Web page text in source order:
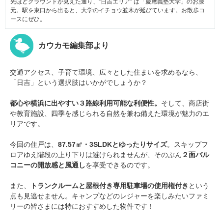
先ほどグラウンドが見えた通り、“日吉エリア” は「慶應義塾大学」のお膝
元。駅を東口から出ると、大学のイチョウ並木が延びています。お散歩コ
ースにぜひ。
カウカモ編集部より
交通アクセス、子育て環境、広々とした住まいを求めるなら、
「日吉」という選択肢はいかがでしょうか？
都心や横浜に出やすい３路線利用可能な利便性。 そして、商店街
や教育施設、四季を感じられる自然を兼ね備えた環境が魅力のエ
リアです。
今回の住戸は、 87.57㎡・3SLDKとゆったりサイズ。スキップフ
ロアゆえ階段の上り下りは避けられませんが、そのぶん ２面バル
コニーの開放感と風通しを享受できるのです。
また、 トランクルームと屋根付き専用駐車場の使用権付き という
点も見逃せません。キャンプなどのレジャーを楽しみたいファミ
リーの皆さまには特におすすめした物件です！